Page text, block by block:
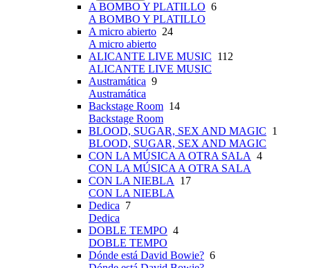
A BOMBO Y PLATILLO 6
A BOMBO Y PLATILLO
A micro abierto 24
A micro abierto
ALICANTE LIVE MUSIC 112
ALICANTE LIVE MUSIC
Austramática 9
Austramática
Backstage Room 14
Backstage Room
BLOOD, SUGAR, SEX AND MAGIC 1
BLOOD, SUGAR, SEX AND MAGIC
CON LA MÚSICA A OTRA SALA 4
CON LA MÚSICA A OTRA SALA
CON LA NIEBLA
17
CON LA NIEBLA
Dedica 7
Dedica
DOBLE TEMPO 4
DOBLE TEMPO
Dónde está David Bowie? 6